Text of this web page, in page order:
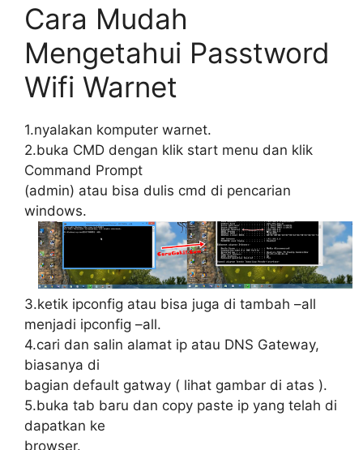
Cara Mudah
Mengetahui Passtword
Wifi Warnet
1.nyalakan komputer warnet.
2.buka CMD dengan klik start menu dan klik
Command Prompt
(admin) atau bisa dulis cmd di pencarian
windows.
3.ketik ipconfig atau bisa juga di tambah –all
menjadi ipconfig –all.
4.cari dan salin alamat ip atau DNS Gateway,
biasanya di
bagian default gatway ( lihat gambar di atas ).
5.buka tab baru dan copy paste ip yang telah di
dapatkan ke
browser.